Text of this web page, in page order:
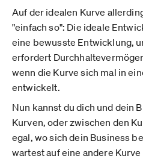
Auf der idealen Kurve
"einfach so": Die ideale
eine bewusste Entwicklung,
erfordert
wenn die Kurve sich mal in
entwickelt.
Nun kannst du dich und dein
Kurven, oder zwischen den
egal, wo sich dein Business
wartest auf eine andere